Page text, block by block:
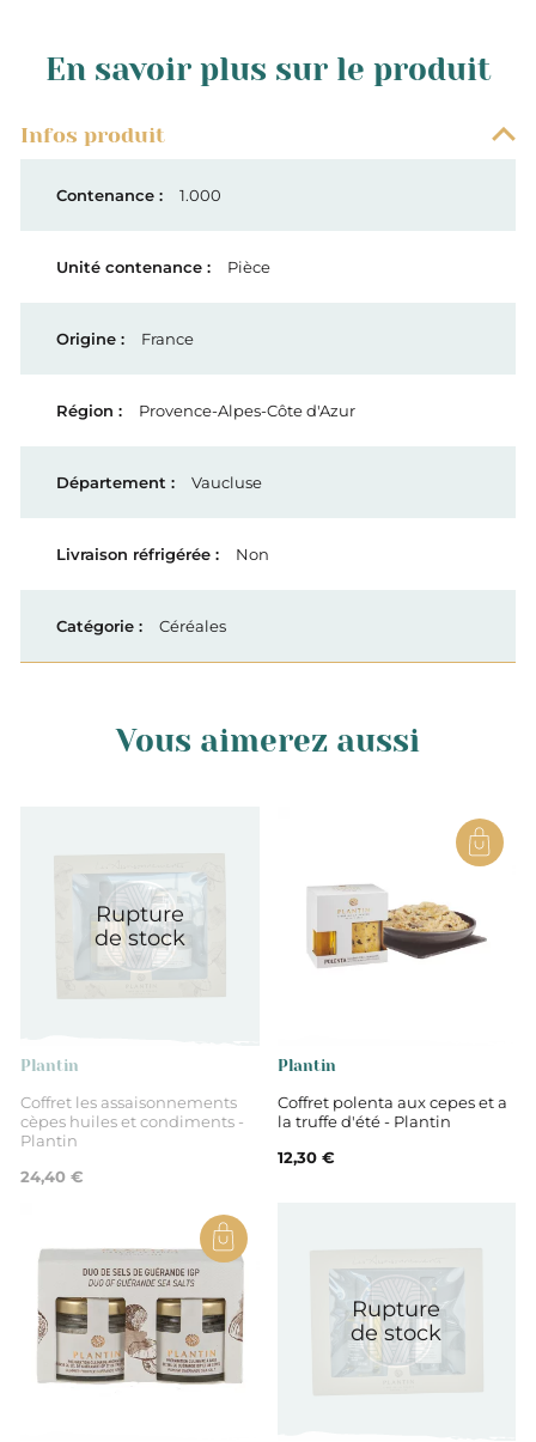
En savoir plus sur le produit
Infos produit
1.000
Pièce
France
Provence-Alpes-Côte d'Azur
Vaucluse
Non
Céréales
Vous aimerez aussi
Rupture
de stock
Plantin
Coffret les assaisonnements
cèpes huiles et condiments -
Plantin
24,40 €
Plantin
Coffret polenta aux cepes et a
la truffe d'été - Plantin
12,30 €
Rupture
de stock